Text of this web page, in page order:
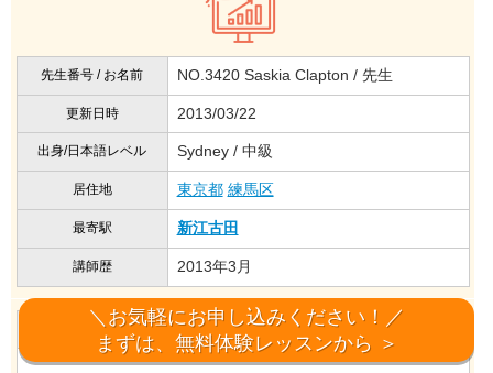
先生番号 / お名前 NO.3420 Saskia Clapton / 先生
更新日時 2013/03/22
出身/日本語レベル Sydney / 中級
居住地 東京都 練馬区
最寄駅 新江古田
講師歴 2013年3月
英会話を勉強する生徒へアドバイス
＼お気軽にお申し込みください！／
まずは、無料体験レッスンから ＞